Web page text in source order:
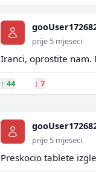
prije 5 mjeseci
Iranci, oprostite nam.
↑ 44 ↓ 7
prije 5 mjeseci
Preskocio tablete